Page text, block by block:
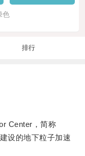
色
排行
Center，简称
设的地下粒子加速